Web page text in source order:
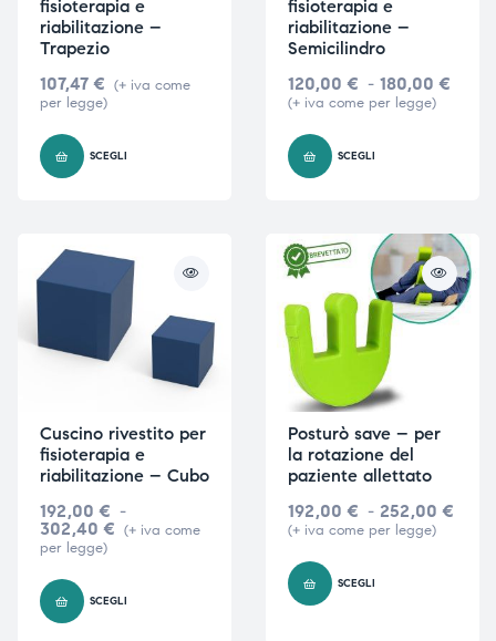
fisioterapia e
riabilitazione –
Trapezio
107,47 € (+ iva come
per legge)
SCEGLI
fisioterapia e
riabilitazione –
Semicilindro
120,00 € - 180,00 €
(+ iva come per legge)
SCEGLI
Cuscino rivestito per
fisioterapia e
riabilitazione – Cubo
192,00 € -
302,40 € (+ iva come
per legge)
SCEGLI
Posturò save – per
la rotazione del
paziente allettato
192,00 € - 252,00 €
(+ iva come per legge)
SCEGLI